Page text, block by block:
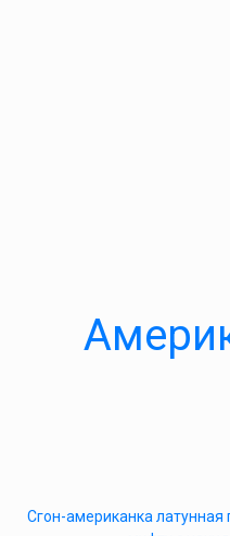
Сгон-американка